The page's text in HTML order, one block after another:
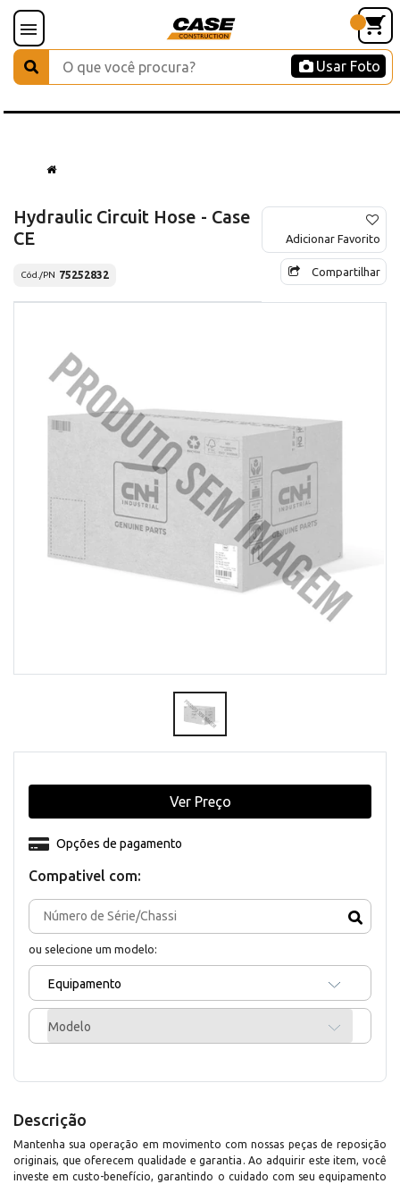
Usar Foto
Hydraulic Circuit Hose - Case
CE
Cód./PN 75252832
Adicionar Favorito
Compartilhar
Compativel com:
ou selecione um modelo:
Equipamento
Modelo
Opções de pagamento
Ver Preço
Descrição
Mantenha sua operação em movimento com nossas peças de reposição
originais, que oferecem qualidade e garantia. Ao adquirir este item, você
investe em custo-benefício, garantindo o cuidado com seu equipamento